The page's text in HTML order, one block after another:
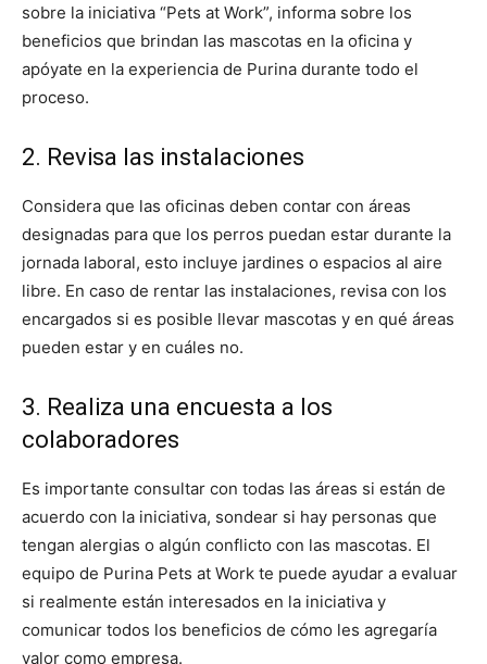
sobre la iniciativa “Pets at Work”, informa sobre los
beneficios que brindan las mascotas en la oficina y
apóyate en la experiencia de Purina durante todo el
proceso.
2. Revisa las instalaciones
Considera que las oficinas deben contar con áreas
designadas para que los perros puedan estar durante la
jornada laboral, esto incluye jardines o espacios al aire
libre. En caso de rentar las instalaciones, revisa con los
encargados si es posible llevar mascotas y en qué áreas
pueden estar y en cuáles no.
3. Realiza una encuesta a los
colaboradores
Es importante consultar con todas las áreas si están de
acuerdo con la iniciativa, sondear si hay personas que
tengan alergias o algún conflicto con las mascotas. El
equipo de Purina Pets at Work te puede ayudar a evaluar
si realmente están interesados en la iniciativa y
comunicar todos los beneficios de cómo les agregaría
valor como empresa.